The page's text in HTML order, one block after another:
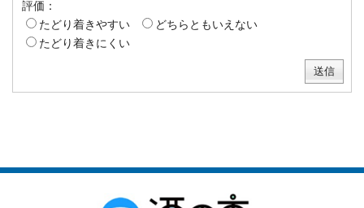
評価：
たどり着きやすい
どちらともいえない
たどり着きにくい